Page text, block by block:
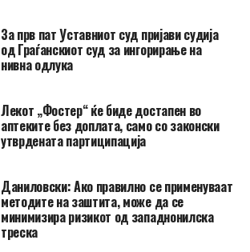
За прв пат Уставниот суд пријави судија
од Граѓанскиот суд за ингорирање на
нивна одлука
Лекот „Фостер“ ќе биде достапен во
аптеките без доплата, само со законски
утврдената партиципација
Даниловски: Ако правилно се применуваат
методите на заштита, може да се
минимизира ризикот од западнонилска
треска